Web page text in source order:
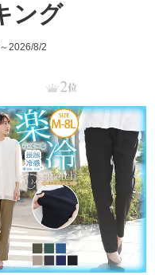
ング
2026/8/2